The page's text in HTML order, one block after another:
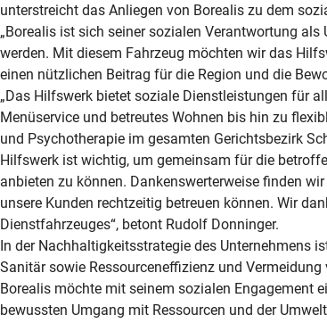
unterstreicht das Anliegen von Borealis zu dem
„Borealis ist sich seiner sozialen Verantwortung
werden. Mit diesem Fahrzeug möchten wir das
einen nützlichen Beitrag für die Region und die
„Das Hilfswerk bietet soziale Dienstleistungen für
Menüservice und betreutes Wohnen bis hin zu
und Psychotherapie im gesamten Gerichtsbezirk
Hilfswerk ist wichtig, um gemeinsam für die
anbieten zu können. Dankenswerterweise finden
unsere Kunden rechtzeitig betreuen können. Wir
Dienstfahrzeuges“, betont Rudolf Donninger.
In der Nachhaltigkeitsstrategie des Unternehmens
Sanitär sowie Ressourceneffizienz und
Borealis möchte mit seinem sozialen Engagement
bewussten Umgang mit Ressourcen und der